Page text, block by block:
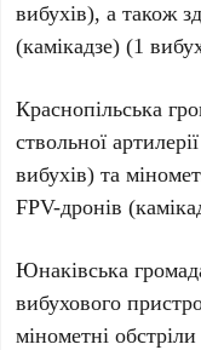
вибухів), а також
(камікадзе) (1
Краснопільська
ствольної
вибухів) та
FPV-дронів
Юнаківська
вибухового
мінометні